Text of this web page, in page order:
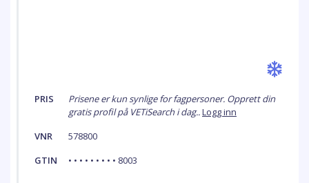
PRIS
Prisene er kun synlige for fagpersoner. Opprett din
gratis profil på VETiSearch i dag..Logg inn
VNR
578800
GTIN
• • • • • • • • • 8003